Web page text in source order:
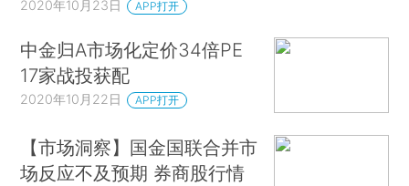
2020年10月23日 APP打开
中金归A市场化定价34倍PE
17家战投获配
2020年10月22日 APP打开
【市场洞察】国金国联合并市
场反应不及预期 券商股行情